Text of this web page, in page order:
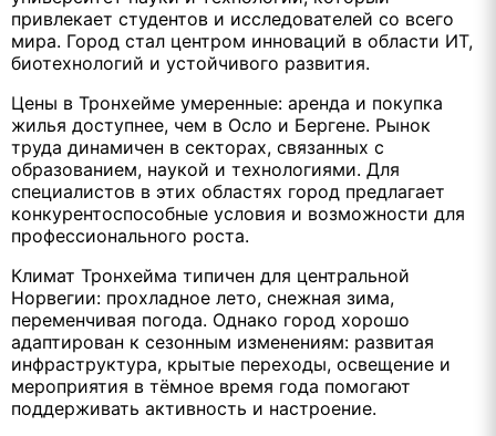
привлекает студентов и исследователей со всего
мира. Город стал центром инноваций в области ИТ,
биотехнологий и устойчивого развития.
Цены в Тронхейме умеренные: аренда и покупка
жилья доступнее, чем в Осло и Бергене. Рынок
труда динамичен в секторах, связанных с
образованием, наукой и технологиями. Для
специалистов в этих областях город предлагает
конкурентоспособные условия и возможности для
профессионального роста.
Климат Тронхейма типичен для центральной
Норвегии: прохладное лето, снежная зима,
переменчивая погода. Однако город хорошо
адаптирован к сезонным изменениям: развитая
инфраструктура, крытые переходы, освещение и
мероприятия в тёмное время года помогают
поддерживать активность и настроение.